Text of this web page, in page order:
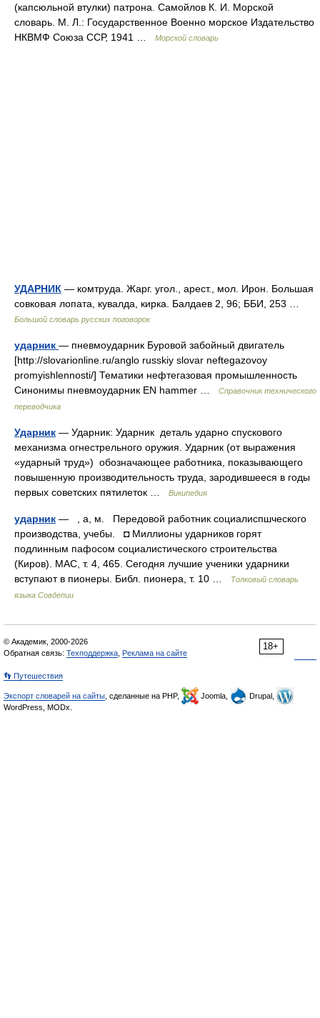
(капсюльной втулки) патрона. Самойлов К. И. Морской
словарь. М. Л.: Государственное Военно морское Издательство
НКВМФ Союза ССР, 1941 …
Морской словарь
УДАРНИК — комтруда. Жарг. угол., арест., мол. Ирон. Большая
совковая лопата, кувалда, кирка. Балдаев 2, 96; ББИ, 253 …
Большой словарь русских поговорок
ударник — пневмоударник Буровой забойный двигатель
[http://slovarionline.ru/anglo russkiy slovar neftegazovoy
promyishlennosti/] Тематики нефтегазовая промышленность
Синонимы пневмоударник EN hammer …
Справочник технического
переводчика
Ударник — Ударник: Ударник деталь ударно спускового
механизма огнестрельного оружия. Ударник (от выражения
«ударный труд») обозначающее работника, показывающего
повышенную производительность труда, зародившееся в годы
первых советских пятилеток …
Википедия
ударник — , а, м. Передовой работник социалиспшческого
производства, учебы. ◘ Миллионы ударников горят
подлинным пафосом социалистического строительства
(Киров). МАС, т. 4, 465. Сегодня лучшие ученики ударники
вступают в пионеры. Библ. пионера, т. 10 …
Толковый словарь
языка Совдепии
18+
© Академик, 2000-2026
Обратная связь: Техподдержка Реклама на сайте
👣 Путешествия
Экспорт словарей на сайты , сделанные на PHP, Joomla,
Drupal,
WordPress, MODx.